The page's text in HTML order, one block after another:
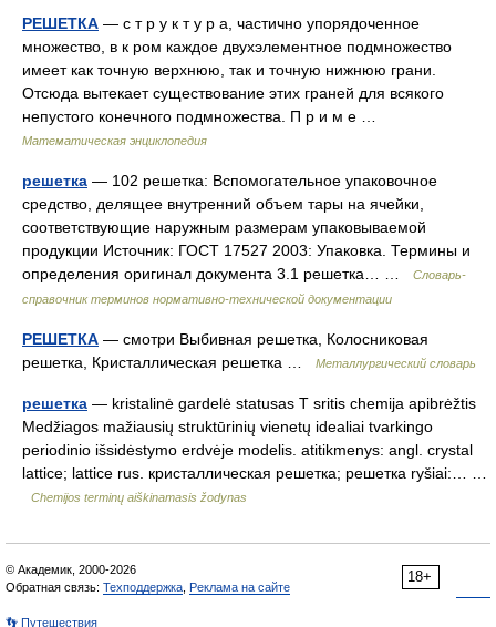
РЕШЕТКА — с т р у к т у р а, частично упорядоченное
множество, в к ром каждое двухэлементное подмножество
имеет как точную верхнюю, так и точную нижнюю грани.
Отсюда вытекает существование этих граней для всякого
непустого конечного подмножества. П р и м е …
Математическая энциклопедия
решетка — 102 решетка: Вспомогательное упаковочное
средство, делящее внутренний объем тары на ячейки,
соответствующие наружным размерам упаковываемой
продукции Источник: ГОСТ 17527 2003: Упаковка. Термины и
определения оригинал документа 3.1 решетка… …
Словарь-
справочник терминов нормативно-технической документации
РЕШЕТКА — смотри Выбивная решетка, Колосниковая
решетка, Кристаллическая решетка …
Металлургический словарь
решетка — kristalinė gardelė statusas T sritis chemija apibrėžtis
Medžiagos mažiausių struktūrinių vienetų idealiai tvarkingo
periodinio išsidėstymo erdvėje modelis. atitikmenys: angl. crystal
lattice; lattice rus. кристаллическая решетка; решетка ryšiai:… …
Chemijos terminų aiškinamasis žodynas
18+
© Академик, 2000-2026
Обратная связь: Техподдержка Реклама на сайте
👣 Путешествия